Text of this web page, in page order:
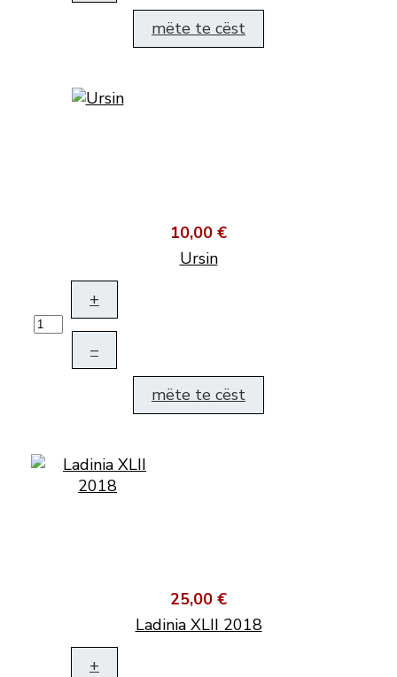
mëte te cëst
10,00 €
Ursin
+
–
mëte te cëst
25,00 €
Ladinia XLII 2018
+